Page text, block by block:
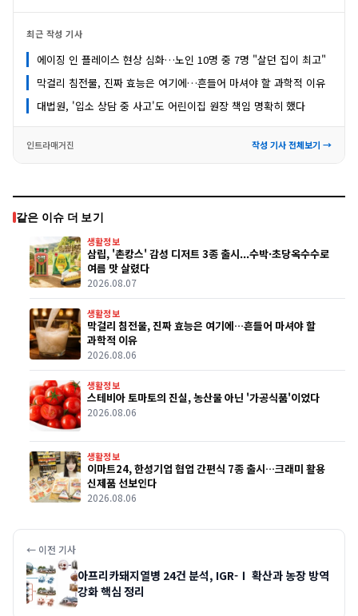
최근 작성 기사
에이징 인 플레이스 현상 심화…노인 10명 중 7명 "살던 집이 최고"
막걸리 침전물, 진짜 효능은 여기에…흔들어 마셔야 할 과학적 이유
대법원, '입소 상담 중 사고'도 어린이집 원장 책임 명확히 했다
인트라매거진 작성 기사 전체보기 →
같은 이슈 더 보기
생활정보
삼립, '촌캉스' 감성 디저트 3종 출시...수박·초당옥수수로
여름 맛 살렸다
2026.08.07
생활정보
막걸리 침전물, 진짜 효능은 여기에…흔들어 마셔야 할
과학적 이유
2026.08.06
생활정보
스테비아 토마토의 진실, 농산물 아닌 '가공식품'이었다
2026.08.06
생활정보
이마트24, 한성기업 협업 간편식 7종 출시…크래미 활용
신제품 선보인다
2026.08.06
← 이전 기사
아프리카돼지열병 24건 분석, IGR-Ⅰ 확산과 농장 방역
강화 핵심 정리